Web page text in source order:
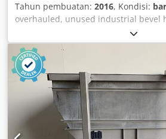
Tahun pembuatan: 2016, Kondisi:
overhauled, unused industrial bevel
ASUG. TGL 21815 All gearbox
replaced except for the housing! Jaw
(only one half available) Maximum
Dksdpfx Ajgwlrdjnfor Gear ratio: i =
51 kW Oil filling: 170 kg Input speed:
speed: n2 = 17.5 rpm Weight: 1450
65 mm Shaft diameter d2: 160 mm
mm Total height h2: 925 mm Base
unit is not equipped with oil cooler !!